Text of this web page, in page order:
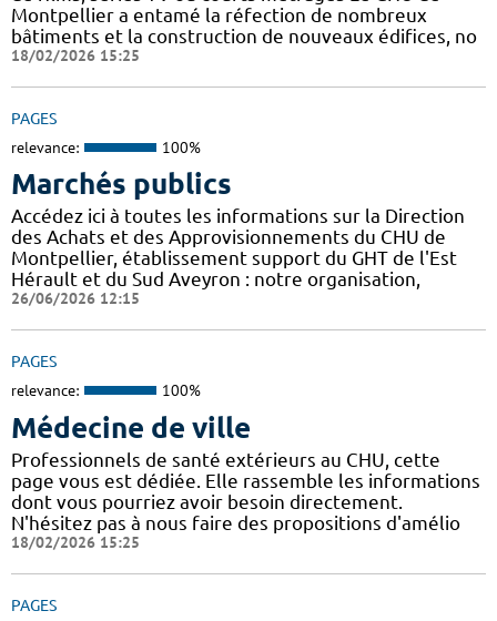
Montpellier a entamé la réfection de nombreux
bâtiments et la construction de nouveaux édifices, no
18/02/2026 15:25
PAGES
relevance: 100%
Marchés publics
Accédez ici à toutes les informations sur la Direction
des Achats et des Approvisionnements du CHU de
Montpellier, établissement support du GHT de l'Est
Hérault et du Sud Aveyron : notre organisation,
26/06/2026 12:15
PAGES
relevance: 100%
Médecine de ville
Professionnels de santé extérieurs au CHU, cette
page vous est dédiée. Elle rassemble les informations
dont vous pourriez avoir besoin directement.
N'hésitez pas à nous faire des propositions d'amélio
18/02/2026 15:25
PAGES